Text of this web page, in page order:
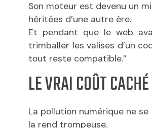
Son moteur est devenu un
héritées d’une autre ère.
Et pendant que le web
trimballer les valises d’un
tout reste compatible.”
LE VRAI COÛT
La pollution numérique ne
la rend trompeuse.